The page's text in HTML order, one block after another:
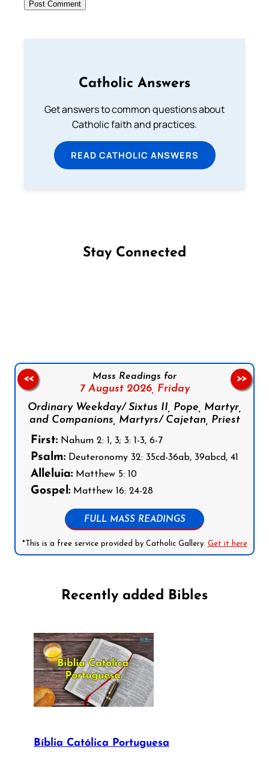
Catholic Answers
Get answers to common questions about
Catholic faith and practices.
READ CATHOLIC ANSWERS
Stay Connected
Mass Readings for
7 August 2026, Friday
Ordinary Weekday/ Sixtus II, Pope, Martyr,
and Companions, Martyrs/ Cajetan, Priest
First: Nahum 2: 1, 3; 3: 1-3, 6-7
Psalm: Deuteronomy 32: 35cd-36ab, 39abcd, 41
Alleluia: Matthew 5: 10
Gospel: Matthew 16: 24-28
FULL MASS READINGS
*This is a free service provided by Catholic Gallery. Get it here
<< >>
Recently added Bibles
Bíblia Católica Portuguesa